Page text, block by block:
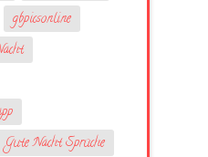
gbpicsonline
Gute Nacht Sprüche